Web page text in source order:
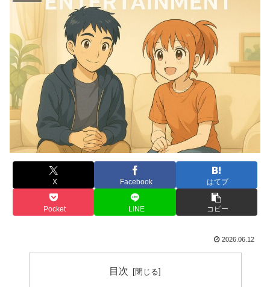
X Facebook はてブ
Pocket LINE コピー
2026.06.12
目次